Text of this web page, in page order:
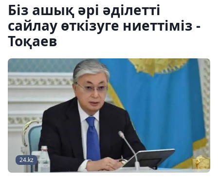
Біз ашық әрі әділетті
сайлау өткізуге ниеттіміз -
Тоқаев
24.kz